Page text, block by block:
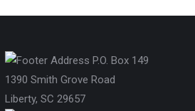
P.O. Box 149
1390 Smith Grove Road
Liberty, SC 29657